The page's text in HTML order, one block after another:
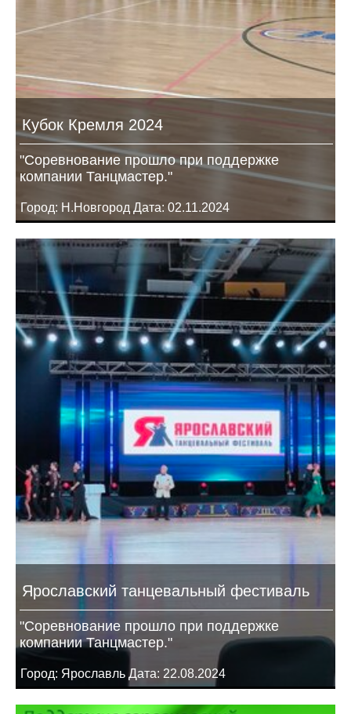
Кубок Кремля 2024
"Соревнование прошло при поддержке
компании Танцмастер."
Город: Н.Новгород Дата: 02.11.2024
Ярославский танцевальный фестиваль
"Соревнование прошло при поддержке
компании Танцмастер."
Город: Ярославль Дата: 22.08.2024